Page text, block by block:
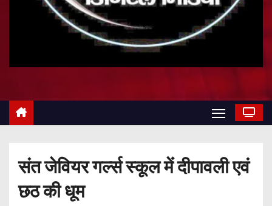
संत जेवियर गर्ल्स स्कूल में दीपावली एवं
छठ की धूम